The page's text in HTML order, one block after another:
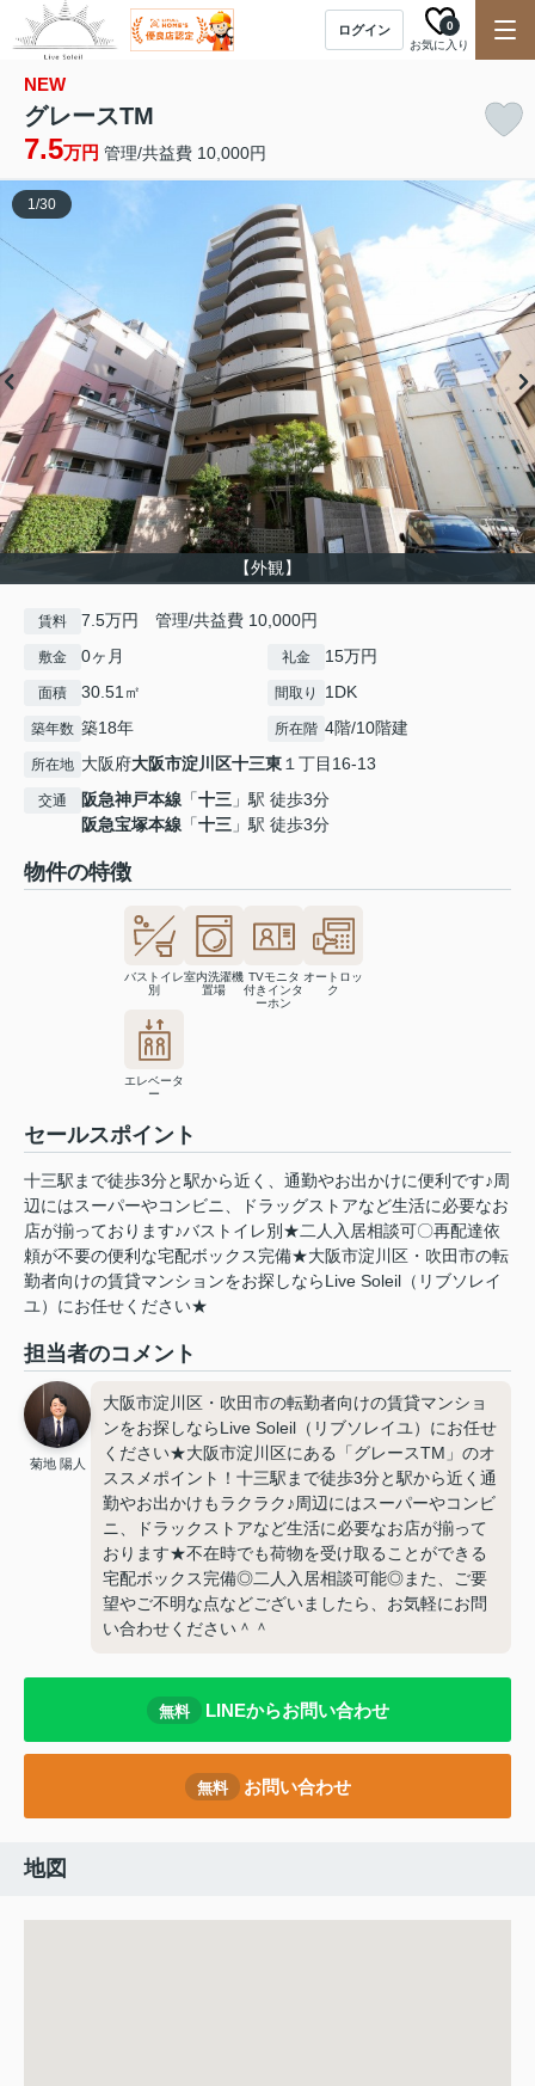
ログイン
お気に入り
0
NEW
グレースTM
7.5万円 管理/共益費 10,000円
【外観】
1/30
賃料 7.5万円 管理/共益費 10,000円
敷金 0ヶ月 礼金 15万円
面積 30.51㎡ 間取り 1DK
築年数 築18年 所在階 4階/10階建
所在地 大阪府大阪市淀川区十三東１丁目16-13
交通 阪急神戸本線 「十三 」駅 徒歩3分
阪急宝塚本線 「十三 」駅 徒歩3分
物件の特徴
バストイレ
別
室内洗濯機
置場
TVモニタ
付きインタ
ーホン
オートロッ
ク
エレベータ
ー
セールスポイント
十三駅まで徒歩3分と駅から近く、通勤やお出かけに便利です♪周
辺にはスーパーやコンビニ、ドラッグストアなど生活に必要なお
店が揃っております♪バストイレ別★二人入居相談可〇再配達依
頼が不要の便利な宅配ボックス完備★大阪市淀川区・吹田市の転
勤者向けの賃貸マンションをお探しならLive Soleil（リブソレイ
ユ）にお任せください★
担当者のコメント
菊地 陽人
大阪市淀川区・吹田市の転勤者向けの賃貸マンショ
ンをお探しならLive Soleil（リブソレイユ）にお任せ
ください★大阪市淀川区にある「グレースTM」のオ
ススメポイント！十三駅まで徒歩3分と駅から近く通
勤やお出かけもラクラク♪周辺にはスーパーやコンビ
ニ、ドラックストアなど生活に必要なお店が揃って
おります★不在時でも荷物を受け取ることができる
宅配ボックス完備◎二人入居相談可能◎また、ご要
望やご不明な点などございましたら、お気軽にお問
い合わせください＾＾
無料 LINEからお問い合わせ
無料 お問い合わせ
地図